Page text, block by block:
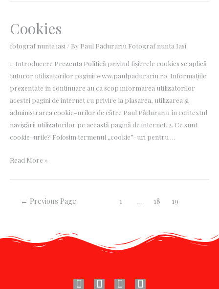
Cookies
fotograf nunta iasi / By Paul Padurariu Fotograf nunta Iasi
1. Introducere Prezenta Politică privind fișierele cookies se aplică
tuturor utilizatorilor paginii www.paulpadurariu.ro. Informațiile
prezentate în continuare au ca scop informarea utilizatorilor
acestei pagini de internet cu privire la plasarea, utilizarea și
administrarea cookie-urilor de către Paul Pădurariu în contextul
navigării utilizatorilor pe această pagină de internet. 2. Ce sunt
cookie-urile? Folosim termenul „cookie”-uri pentru …
Read More »
← Previous Page 1 … 18 19